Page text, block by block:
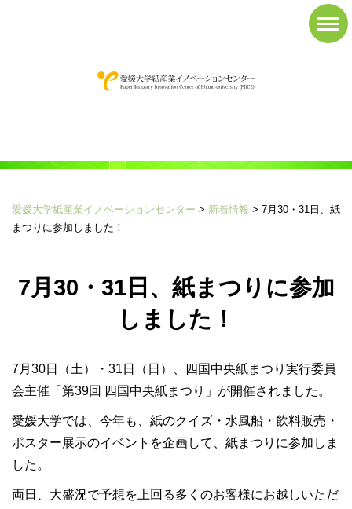
News&Topics
愛媛大学紙産業イノベーションセンター > 新着情報 > 7月30・31日、紙
まつりに参加しました！
7月30・31日、紙まつりに参加
しました！
7月30日（土）・31日（日）、四国中央紙まつり実行委員
会主催「第39回 四国中央紙まつり」が開催されました。
愛媛大学では、今年も、紙のクイズ・水風船・飲料販売・
ポスター展示のイベントを企画して、紙まつりに参加しま
した。
両日、大盛況で予想を上回る多くのお客様にお越しいただ